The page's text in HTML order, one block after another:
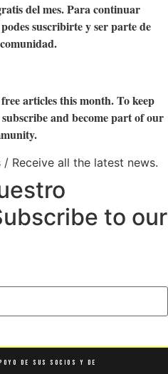
del mes. Para continuar
suscribirte y ser parte de
articles this month. To keep
and become part of our
Receive all the latest news.
to our
de sus socios y de